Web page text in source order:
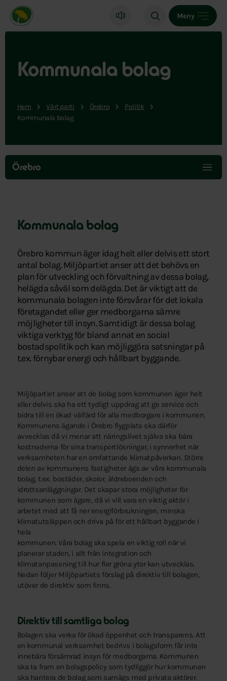
Miljöpartiet de gröna, startsida
Meny
Kommunala bolag
Hem Vårt parti Örebro
Politik
Kommunala bolag
Hoppa
över
menyn
Örebro
Kommunala bolag
Örebro kommun äger idag helt eller delvis ett stort
antal bolag. Miljöpartiet anser att det behövs en
plan för utveckling och förvaltning av dessa bolag,
helägda såväl som delägda. Det är viktigt att de
kommunala bolagen inte försvårar för det lokala
företagandet eller ger medborgarna sämre
möjligheter till insyn. Samtidigt är dessa bolag
viktiga verktyg för bland annat en social
bostadspolitik och kan möjliggöra satsningar på
t.ex. förnybar energi och hållbart byggande.
Miljöpartiet anser att de bolag som kommunen äger helt
eller delvis ska ha ett tydligt uppdrag att ge service och
bidra till en ökad välfärd för alla medborgare i kommunen.
Kommunens ägande i Örebro flygplats ska därför
avvecklas då vi menar att näringslivet själva ska bära
kostnaderna för sina transportlösningar, i synnerhet när
verksamheten har en omfattande klimatpåverkan. Större
delen av kommunens fastigheter ägs av våra kommunala
bolag, t.ex. bostäder, skolor, äldreboenden och
idrottsanläggningar. Det skapar stora möjligheter för
kommunen som ägare, då vi vill vara en viktig aktör i
arbetet med att få ner energiförbrukningen, minska
klimatutsläppen och driva på för ett hållbart byggande i
hela
kommunen. Våra bolag ska spela en viktig roll när vi
planerar staden, i allt från integration och
klimatanpassning till hur fler gröna ytor kan utvecklas.
Nedan följer Miljöpartiets förslag på direktiv till bolagen,
utöver de direktiv som finns.
Direktiv till samtliga bolag
Bolagen ska verka för ökad öppenhet och transparens. Att
en kommunal verksamhet bedrivs i bolagsform får inte
innebära försämrad insyn för medborgarna. Kommunen
ska ta fram en bolagspolicy som tydliggör hur kommunen
ska hantera de bolag som samägs med privata aktörer.